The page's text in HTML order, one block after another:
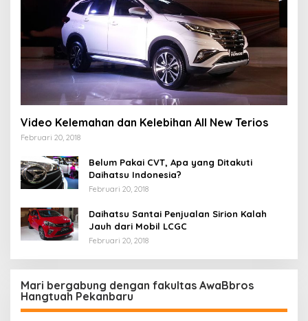
Video Kelemahan dan Kelebihan All New Terios
Februari 20, 2018
Belum Pakai CVT, Apa yang Ditakuti
Daihatsu Indonesia?
Februari 20, 2018
Daihatsu Santai Penjualan Sirion Kalah
Jauh dari Mobil LCGC
Februari 20, 2018
Mari bergabung dengan fakultas AwaBbros
Hangtuah Pekanbaru